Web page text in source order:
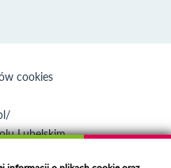
cookies
Lubelskim